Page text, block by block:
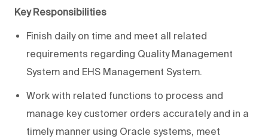
Key Responsibilities
Finish daily on time and meet all related
requirements regarding Quality Management
System and EHS Management System.
Work with related functions to process and
manage key customer orders accurately and in a
timely manner using Oracle systems, meet